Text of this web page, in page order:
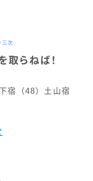
三次
取らねば！
宿（48）土山宿